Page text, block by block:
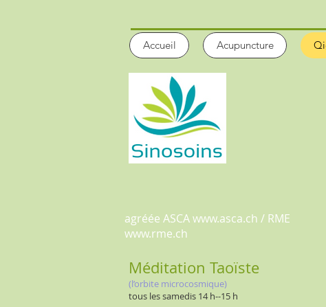
Accueil Acupuncture
agréée ASCAwww.asca.ch / RME
www.rme.ch
Méditation Taoïste
(l’orbite microcosmique)
tous les samedis 14 h--15 h